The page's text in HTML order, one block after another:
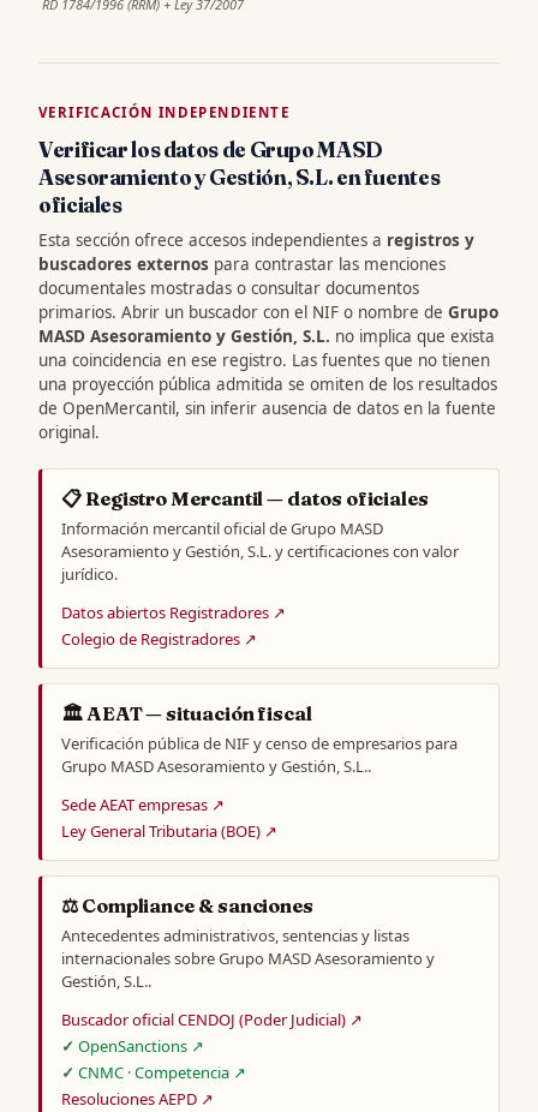
·RD 1784/1996 (RRM) + Ley 37/2007
VERIFICACIÓN INDEPENDIENTE
Verificar los datos de Grupo MASD
Asesoramiento y Gestión, S.L. en fuentes
oficiales
Esta sección ofrece accesos independientes a registros y
buscadores externos para contrastar las menciones
documentales mostradas o consultar documentos
primarios. Abrir un buscador con el NIF o nombre de Grupo
MASD Asesoramiento y Gestión, S.L. no implica que exista
una coincidencia en ese registro. Las fuentes que no tienen
una proyección pública admitida se omiten de los resultados
de OpenMercantil, sin inferir ausencia de datos en la fuente
original.
📋 Registro Mercantil — datos oficiales
Información mercantil oficial de Grupo MASD
Asesoramiento y Gestión, S.L. y certificaciones con valor
jurídico.
Datos abiertos Registradores ↗
Colegio de Registradores ↗
🏛️ AEAT — situación fiscal
Verificación pública de NIF y censo de empresarios para
Grupo MASD Asesoramiento y Gestión, S.L..
Sede AEAT empresas ↗
Ley General Tributaria (BOE) ↗
⚖️ Compliance & sanciones
Antecedentes administrativos, sentencias y listas
internacionales sobre Grupo MASD Asesoramiento y
Gestión, S.L..
Buscador oficial CENDOJ (Poder Judicial) ↗
OpenSanctions ↗
CNMC · Competencia ↗
Resoluciones AEPD ↗